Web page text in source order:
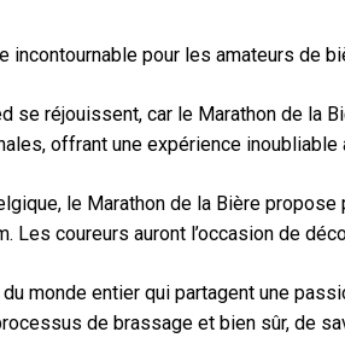
incontournable pour les amateurs de
se réjouissent, car le Marathon de la
offrant une expérience inoubliable
le Marathon de la Bière
Les coureurs auront l’occasion de
monde entier qui partagent une
de brassage et bien sûr, de